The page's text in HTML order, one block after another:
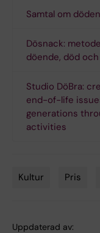
Samtal om
Dösnack:
döende, död
Studio DöBra:
end-of-life
generations
activities
Kultur Pris
Uppdaterad av: